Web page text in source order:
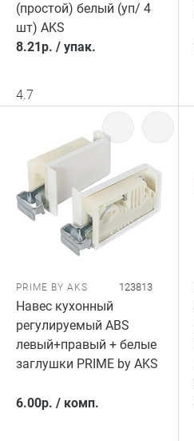
(простой) белый (уп/ 4
шт) AKS
8.21р. / упак.
4.7
PRIME BY AKS 123813
Навес кухонный
регулируемый ABS
левый+правый + белые
заглушки PRIME by AKS
6.00р. / комп.